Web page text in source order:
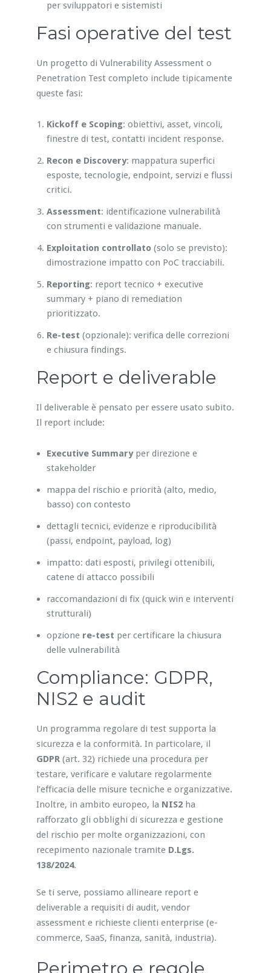
per sviluppatori e sistemisti
Fasi operative del test
Un progetto di Vulnerability Assessment o
Penetration Test completo include tipicamente
queste fasi:
Kickoff e Scoping: obiettivi, asset, vincoli,
finestre di test, contatti incident response.
Recon e Discovery: mappatura superfici
esposte, tecnologie, endpoint, servizi e flussi
critici.
Assessment: identificazione vulnerabilità
con strumenti e validazione manuale.
Exploitation controllato(solo se previsto):
dimostrazione impatto con PoC tracciabili.
Reporting: report tecnico + executive
summary + piano di remediation
prioritizzato.
Re-test (opzionale): verifica delle correzioni
e chiusura findings.
Report e deliverable
Il deliverable è pensato per essere usato subito.
Il report include:
Executive Summaryper direzione e
stakeholder
mappa del rischio e priorità (alto, medio,
basso) con contesto
dettagli tecnici, evidenze e riproducibilità
(passi, endpoint, payload, log)
impatto: dati esposti, privilegi ottenibili,
catene di attacco possibili
raccomandazioni di fix (quick win e interventi
strutturali)
opzione re-test per certificare la chiusura
delle vulnerabilità
Compliance: GDPR,
NIS2 e audit
Un programma regolare di test supporta la
sicurezza e la conformità. In particolare, il
GDPR(art. 32) richiede una procedura per
testare, verificare e valutare regolarmente
l’efficacia delle misure tecniche e organizzative.
Inoltre, in ambito europeo, la NIS2ha
rafforzato gli obblighi di sicurezza e gestione
del rischio per molte organizzazioni, con
recepimento nazionale tramite D.Lgs.
138/2024.
Se ti serve, possiamo allineare report e
deliverable a requisiti di audit, vendor
assessment e richieste clienti enterprise (e-
commerce, SaaS, finanza, sanità, industria).
Perimetro e regole